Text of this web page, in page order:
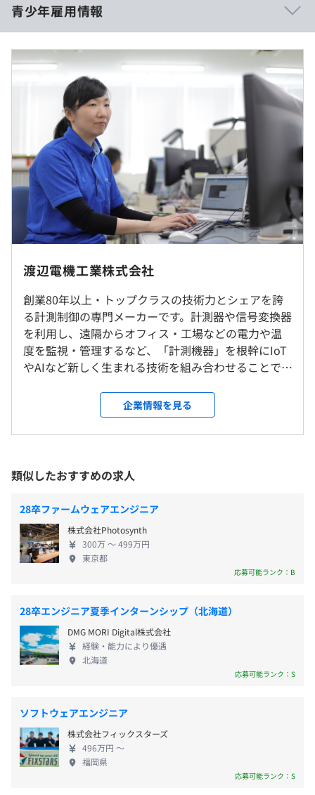
書籍・社外研修の参加費用を補償
資格取得奨励金制度・取得費用補償制度
各階層別研修
当社規定PCを支給
ウォーターフォール
製品仕様に基づいて、機能実装とデバッグをおこないま
す。製品仕様を考え、仕様策定をおこなう場合もありま
製品単位で開発チームが分かれており、ハードウェア担当
雰囲気的にも、孤立した感はなく、メンバーが協力し合い
ながら開発に取り組んでいます。
【開発環境】
・OS：Linux／Fress OS／TI製（SYSBIOS）
・バージョン管理：Git
・開発手法：ウォーターフォール
ます。
組み込みソフト開発8名、Webアプリ開発1名、Windows
◎原則、東京本社への配属となります。
◎転勤は当面ありません。
＜雇入時＞
東京本社
＜変更範囲＞
会社の定める範囲
受動喫煙防止措置に関する事項
東京メトロ「明治神宮前駅」から徒歩6分
JR「原宿駅」から徒歩10分
JR・私鉄各線「渋谷駅」から徒歩15分
◼︎給与
・大卒 月給：278,000円（基本給：258,000円＋住宅補
助：20,000円）
・院卒 月給：290,000円（基本給：270,000円＋住宅補
助：20,000円）
※固定残業制度はありません。残業が発生した場合5分単
位で計測のうえ、別途全額支給します。
※時間外労働、休日労働および深夜労働分については別途
支給します。
※役職者に対しては別途手当が発生します。
※経験・能力を考慮の上、当社規定により決定します。
（※想定年収は年収提示額を保証するものではありません）
8：20～17：20 （所定労働時間：8時間）
休憩時間：60分
平均残業時間：平均24時間／月 ※残業は月30Hまでに制
・完全週休2日制（土・日）
・祝日
・夏季休暇（計画休暇含9日間）
・年末年始休暇（計画休暇含7日間）
・有給休暇（半年後に付与）
・特別（慶弔）休暇
・産休、育児休暇
・通勤交通費（全額支給 月100,000円まで）
・家族手当：配偶者（扶養の場合）10,000円、子1人につ
・出張手当
・役職手当
・展示会手当
青少年雇用情報
過去３年間の新卒採用者数・離職者数
前年度 採用者数2人 離職者数0人
2年度前 採用者数4人 離職者数1人
3年度前 採用者数2人 離職者数0人
過去３年間の新卒採用者数の男女別人数
前年度 男性2人 女性0人
2年度前 男性3人 女性1人
3年度前 男性2人 女性0人
平均勤続年数
13.8年
研修の有無及び内容
入社前：内定者研修
入社後：ビジネスマナー研修（社外）、新入社員研修、導
入研修（事業内容等の説明、マナー研修）
配属後：部門研修、OJT、階層別研修（若手、中堅、リー
16.0時間
13.5日
前事業年度の育児休業取得者数／出産者数
男性1人/1人
役員0.0%
管理職0.0%
渡辺電機工業株式会社
創業80年以上・トップクラスの技術力とシェアを誇
る計測制御の専門メーカーです。計測器や信号変換器
を利用し、遠隔からオフィス・工場などの電力や温
度を監視・管理するなど、「計測機器」を根幹にIoT
やAIなど新しく生まれる技術を組み合わせることで、
エンジニアは、信号変換器・デジタルパネルメータ
ー、電力監視機器、計測機器以外のIoT・クラウド製
品など、幅広い開発に挑戦できます。特にIoT化した
を取りれているため、「モノづくりが大好き」「成
長していきたい」という方にぴったりの刺激的な環
境です。 完全週休2日、ノー残業デー（毎週水曜）、
残業月30時間以内、年間休日125日、有給を取得しや
すい文化など、社員全員で働きやすい職場環境づく
りに取り組んでいます。豊富な手当、資格取得支援も
用意しており、平均勤続年数は13.3年と多くの社員が
発に携わりませんか？
企業情報を見る
類似したおすすめの求人
28卒ファームウェアエンジニア
株式会社Photosynth
300万 〜 499万円
東京都
応募可能ランク：B
28卒エンジニア夏季インターンシップ（北海道）
DMG MORI Digital株式会社
経験・能力により優遇
北海道
応募可能ランク：S
ソフトウェアエンジニア
株式会社フィックスターズ
496万円 〜
福岡県
応募可能ランク：S